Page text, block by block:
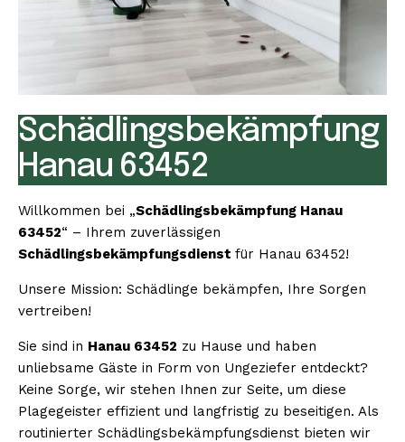
Schädlingsbekämpfung
Hanau 63452
Willkommen bei „Schädlingsbekämpfung Hanau
63452“ – Ihrem zuverlässigen
Schädlingsbekämpfungsdienst für Hanau 63452!
Unsere Mission: Schädlinge bekämpfen, Ihre Sorgen
vertreiben!
Sie sind in Hanau 63452 zu Hause und haben
unliebsame Gäste in Form von Ungeziefer entdeckt?
Keine Sorge, wir stehen Ihnen zur Seite, um diese
Plagegeister effizient und langfristig zu beseitigen. Als
routinierter Schädlingsbekämpfungsdienst bieten wir